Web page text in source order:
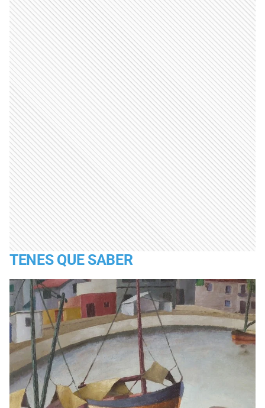
TENES QUE SABER